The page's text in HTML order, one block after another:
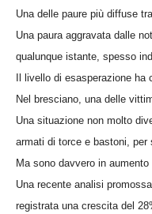
Una delle paure più diffuse
Una paura aggravata dalle
qualunque istante, spesso
Il livello di esasperazione
Nel bresciano, una delle
Una situazione non molto
armati di torce e bastoni, per
Ma sono davvero in
Una recente analisi
registrata una crescita del